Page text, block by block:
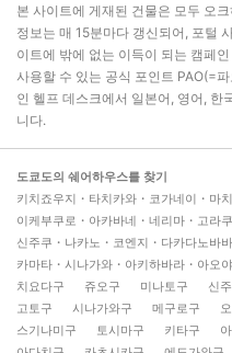
본 사이트에 게재된 건물은 모두 오
정보는 매 15분마다 갱신되어, 포털
이트에 밖에 없는 이득이 되는 캠페
사용할 수 있는 공식 포인트 PAO(=
인 헬프 데스크에서 일본어, 영어, 한
니다.
도쿄도의 쉐어하우스를 찾기
키치죠우지・타치카와・코가네이・마
이케부쿠로・아카바네・네리마・고라
신주쿠・나카노・코엔지・다카다노바
카마타・시나가와・아키하바라・아오
치요다구
쥬오구 미나토구 신
고토구
시나가와구 메구로구
스기나미구
토시마구 키타구